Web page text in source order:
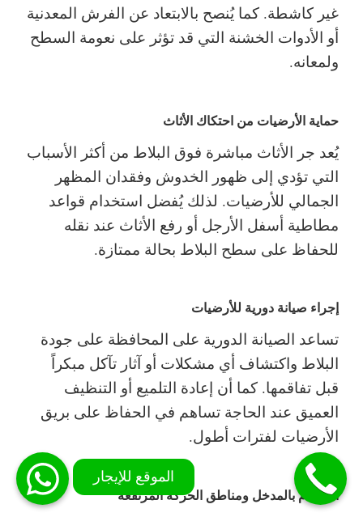
غير كاشطة. كما يُنصح بالابتعاد عن الفرش المعدنية
أو الأدوات الخشنة التي قد تؤثر على نعومة السطح
ولمعانه.
حماية الأرضيات من احتكاك الأثاث
يُعد جر الأثاث مباشرة فوق البلاط من أكثر الأسباب
التي تؤدي إلى ظهور الخدوش وفقدان المظهر
الجمالي للأرضيات. لذلك يُفضل استخدام قواعد
مطاطية أسفل الأرجل أو رفع الأثاث عند نقله
للحفاظ على سطح البلاط بحالة ممتازة.
إجراء صيانة دورية للأرضيات
تساعد الصيانة الدورية على المحافظة على جودة
البلاط واكتشاف أي مشكلات أو آثار تآكل مبكراً
قبل تفاقمها. كما أن إعادة التلميع أو التنظيف
العميق عند الحاجة تساهم في الحفاظ على بريق
الأرضيات لفترات أطول.
الاهتمام بالمدخل ومناطق الحركة المرتفعة